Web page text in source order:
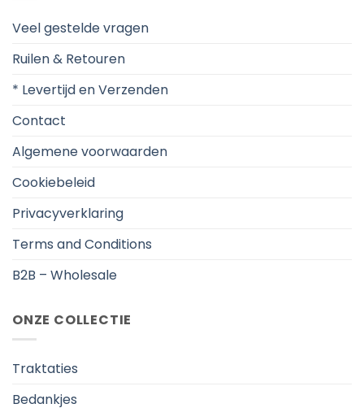
Veel gestelde vragen
Ruilen & Retouren
* Levertijd en Verzenden
Contact
Algemene voorwaarden
Cookiebeleid
Privacyverklaring
Terms and Conditions
B2B – Wholesale
ONZE COLLECTIE
Traktaties
Bedankjes